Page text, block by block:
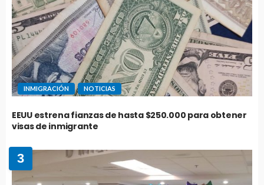
INMIGRACIÓN NOTICIAS
EEUU estrena fianzas de hasta $250.000 para obtener
visas de inmigrante
3